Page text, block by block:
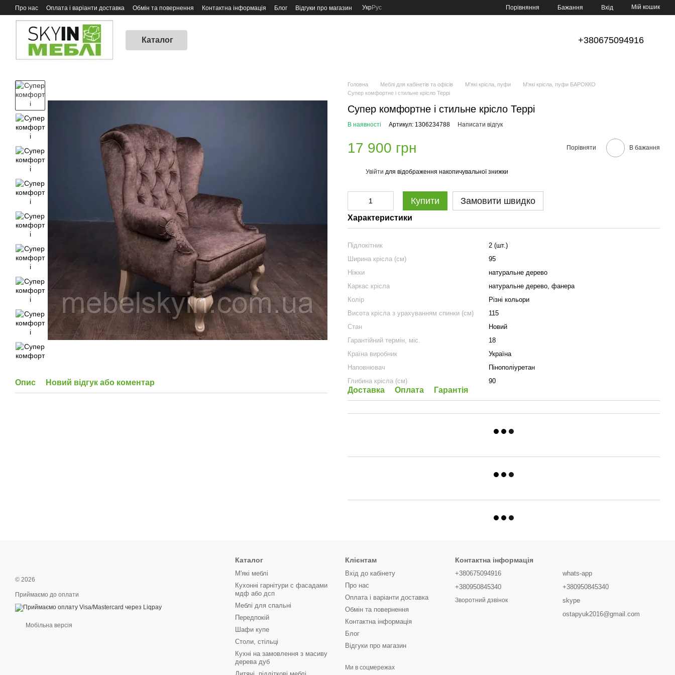
Перейти до основного контенту
Про нас Оплата і варіанти доставка Обмін та повернення Контактна інформація Блог Відгуки про магазин УкрРус Порівняння Бажання Вхід Мій кошик
Каталог +380675094916
Опис Новий відгук або коментар
Головна Меблі для кабінетів та офісів М'які крісла, пуфи
М'які крісла, пуфи БАРОККО
Супер комфортне і стильне крісло Террі
Супер комфортне і стильне крісло Террі
В наявності Артикул: 1306234788 Написати відгук
17 900 грн Порівняти В бажання
Увійти для відображення накопичувальної знижки
Купити Замовити швидко
Характеристики
Підлокітник
2 (шт.)
Ширина крісла (см)
95
Ніжки
натуральне дерево
Каркас крісла
натуральне дерево, фанера
Колір
Різні кольори
Висота крісла з урахуванням спинки (см)
115
Стан
Новий
Гарантійний термін, міс.
18
Країна виробник
Україна
Наповнювач
Пінополіуретан
Глибина крісла (см)
90
Доставка Оплата Гарантія
© 2026
Приймаємо до оплати
Мобільна версія
Каталог
М'які меблі
Кухонні гарнітури с фасадами
мдф або дсп
Меблі для спальні
Передпокій
Шафи купе
Столи, стільці
Кухні на замовлення з масиву
дерева дуб
Клієнтам
Вхід до кабінету
Про нас
Оплата і варіанти доставка
Обмін та повернення
Контактна інформація
Блог
Відгуки про магазин
Ми в соцмережах
Контактна інформація
+380675094916
+380950845340
Зворотний дзвінок
whats-app
+380950845340
skype
ostapyuk2016@gmail.com